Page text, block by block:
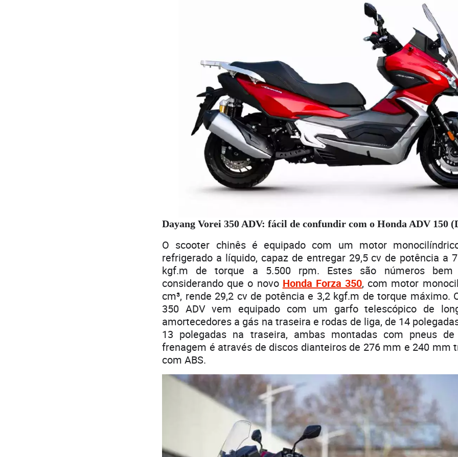
Dayang Vorei 350 ADV: fácil de confundir com o Honda ADV 150
O scooter chinês é equipado com um motor
refrigerado a líquido, capaz de entregar 29,5 cv de potência a
kgf.m de torque a 5.500 rpm. Estes são números bem
considerando que o novo Honda Forza 350, com motor
cm³, rende 29,2 cv de potência e 3,2 kgf.m de torque máximo.
350 ADV vem equipado com um garfo telescópico de
amortecedores a gás na traseira e rodas de liga, de 14
13 polegadas na traseira, ambas montadas com pneus
frenagem é através de discos dianteiros de 276 mm e 240 mm
com ABS.